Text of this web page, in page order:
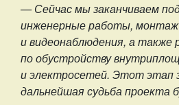
— Сейчас мы заканчиваем
инженерные работы, монтаж
и видеонаблюдения, а также
по обустройству
и электросетей. Этот этап
дальнейшая судьба проекта